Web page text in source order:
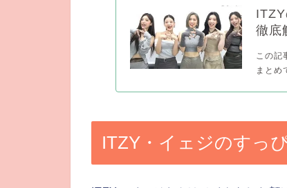
徹底
この記
まとめ
ITZY・イェジのすっ